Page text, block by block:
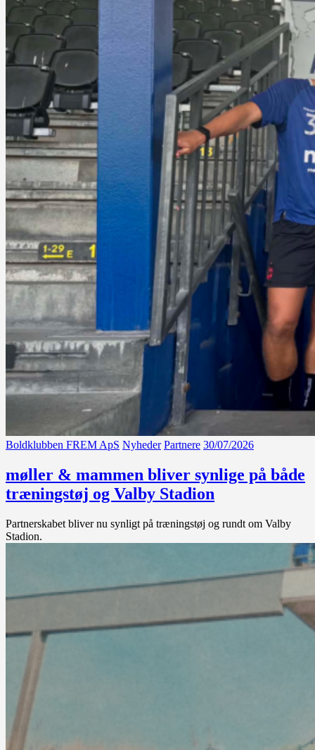
Boldklubben FREM ApS Nyheder Partnere 30/07/2026
møller & mammen bliver synlige på både
træningstøj og Valby Stadion
Partnerskabet bliver nu synligt på træningstøj og rundt om Valby
Stadion.